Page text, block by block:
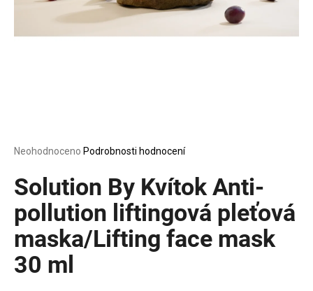
Průměrné
produktu
je
z
hvězdiček.
Neohodnoceno Podrobnosti hodnocení
Solution By Kvítok Anti-
pollution liftingová pleťová
maska/Lifting face mask
30 ml
j
D
o
p
o